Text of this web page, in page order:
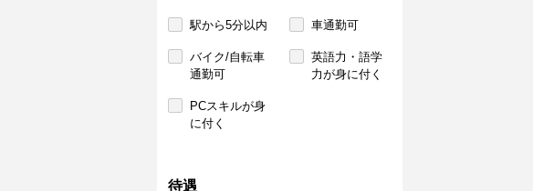
駅から5分以内 車通勤可
バイク/自転車
通勤可
英語力・語学
力が身に付く
PCスキルが身
に付く
待遇